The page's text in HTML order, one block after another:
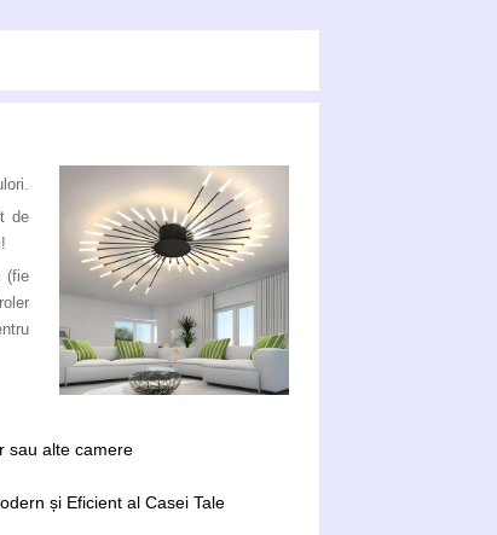
de
(fie
sau alte camere
și Eficient al Casei Tale